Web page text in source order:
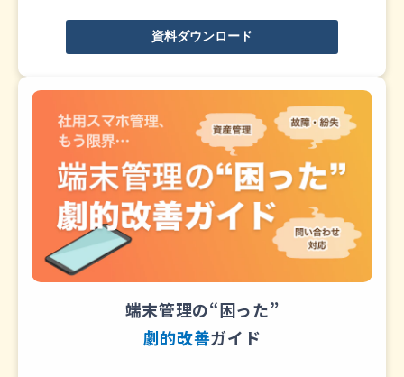
資料ダウンロード
端末管理の“困った”
劇的改善ガイド